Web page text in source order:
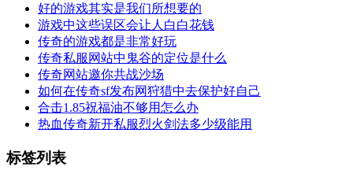
好的游戏其实是我们所想要的
游戏中这些误区会让人白白花钱
传奇的游戏都是非常好玩
传奇私服网站中鬼谷的定位是什么
传奇网站邀你共战沙场
如何在传奇sf发布网狩猎中去保护好自己
合击1.85祝福油不够用怎么办
热血传奇新开私服烈火剑法多少级能用
标签列表